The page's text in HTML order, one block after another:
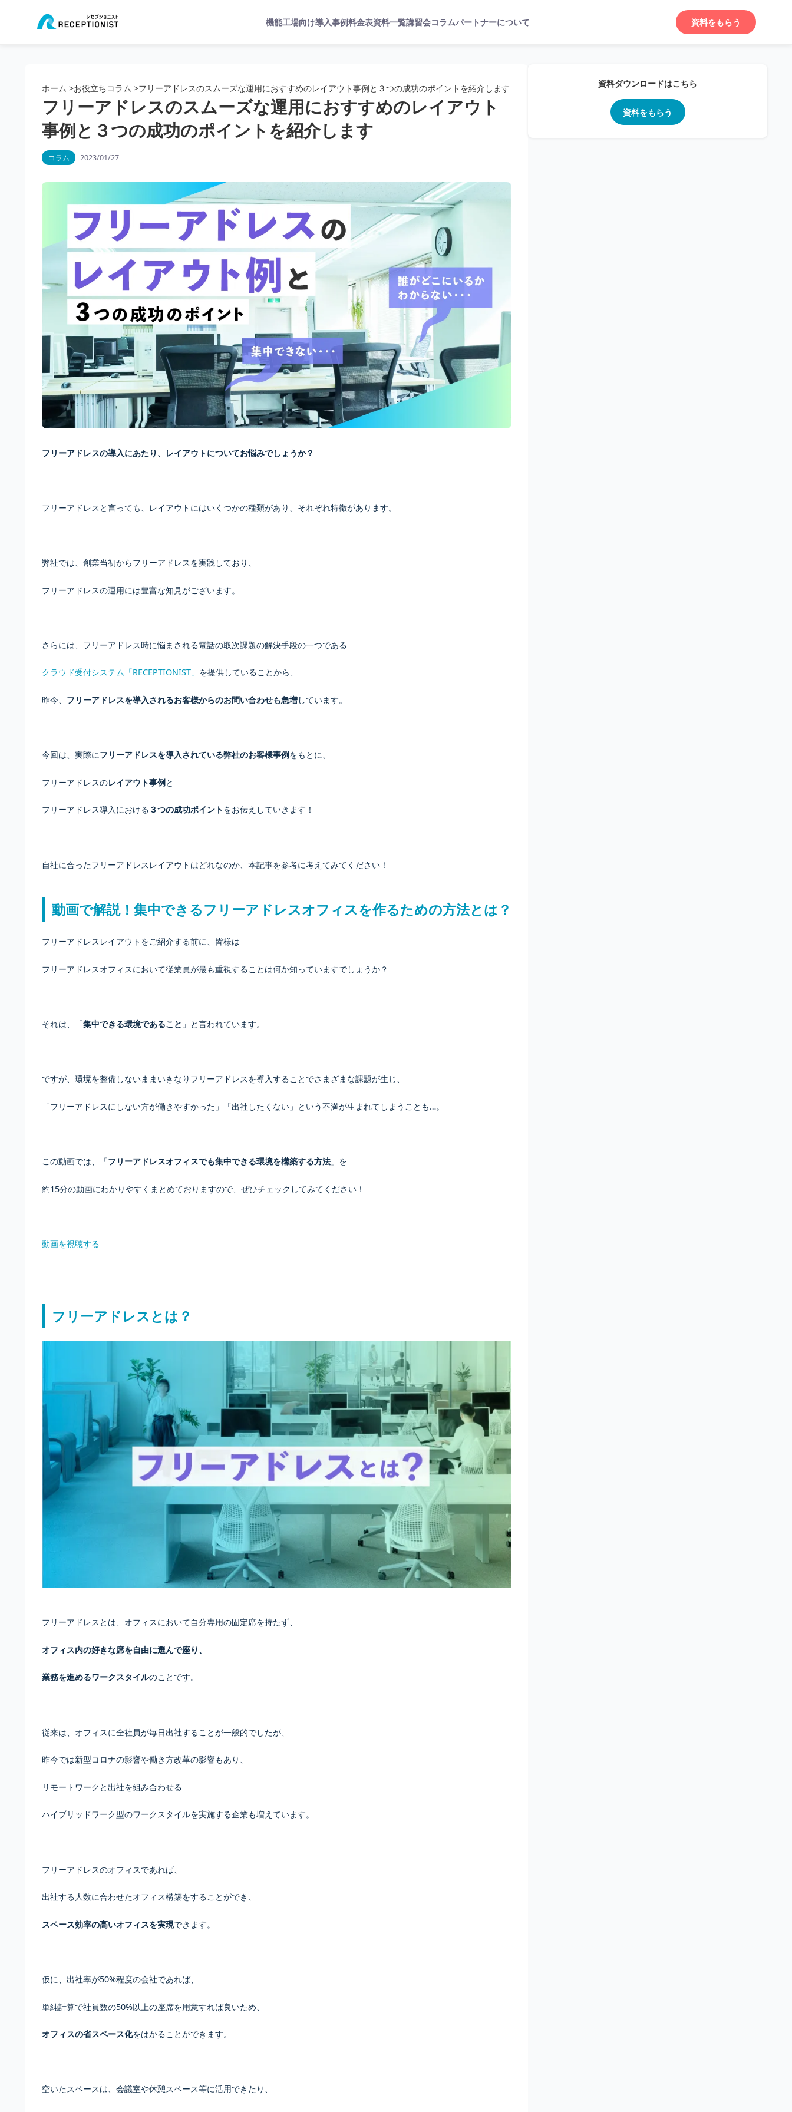
機能工場向け導入事例料金表資料一覧講習会コラムパートナーについて 資料をもらう
ホーム >お役立ちコラム >フリーアドレスのスムーズな運用におすすめのレイアウト事例と３つの成功のポイントを紹介します
フリーアドレスのスムーズな運用におすすめのレイアウト
事例と３つの成功のポイントを紹介します
コラム 2023/01/27
フリーアドレスの導入にあたり、レイアウトについてお悩みでしょうか？
フリーアドレスと言っても、レイアウトにはいくつかの種類があり、それぞれ特徴があります。
弊社では、創業当初からフリーアドレスを実践しており、
フリーアドレスの運用には豊富な知見がございます。
さらには、フリーアドレス時に悩まされる電話の取次課題の解決手段の一つである
クラウド受付システム「RECEPTIONIST」 を提供していることから、
昨今、 フリーアドレスを導入されるお客様からのお問い合わせも急増しています。
今回は、実際にフリーアドレスを導入されている弊社のお客様事例をもとに、
フリーアドレスのレイアウト事例と
フリーアドレス導入における ３つの成功ポイントをお伝えしていきます！
自社に合ったフリーアドレスレイアウトはどれなのか、本記事を参考に考えてみてください！
動画で解説！集中できるフリーアドレスオフィスを作るための方法とは？
フリーアドレスレイアウトをご紹介する前に、皆様は
フリーアドレスオフィスにおいて従業員が最も重視することは何か知っていますでしょうか？
それは、「集中できる環境であること 」と言われています。
ですが、環境を整備しないままいきなりフリーアドレスを導入することでさまざまな課題が生じ、
「フリーアドレスにしない方が働きやすかった」「出社したくない」という不満が生まれてしまうことも…。
この動画では、「フリーアドレスオフィスでも集中できる環境を構築する方法」を
約15分の動画にわかりやすくまとめておりますので、ぜひチェックしてみてください！
動画を視聴する
フリーアドレスとは？
フリーアドレスとは、オフィスにおいて自分専用の固定席を持たず、
オフィス内の好きな席を自由に選んで座り、
業務を進めるワークスタイルのことです。
従来は、オフィスに全社員が毎日出社することが一般的でしたが、
昨今では新型コロナの影響や働き方改革の影響もあり、
リモートワークと出社を組み合わせる
ハイブリッドワーク型のワークスタイルを実施する企業も増えています。
フリーアドレスのオフィスであれば、
出社する人数に合わせたオフィス構築をすることができ、
スペース効率の高いオフィスを実現できます。
仮に、出社率が50%程度の会社であれば、
単純計算で社員数の50%以上の座席を用意すれば良いため、
オフィスの省スペース化をはかることができます。
空いたスペースは、会議室や休憩スペース等に活用できたり、
資料ダウンロードはこちら
資料をもらう